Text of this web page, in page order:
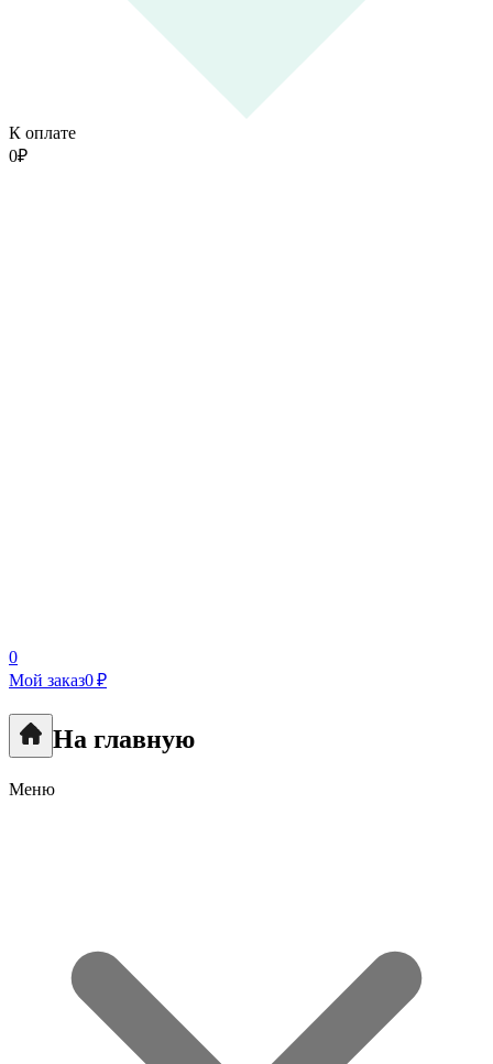
К оплате
0₽
0
Мой заказ0 ₽
На главную
Меню